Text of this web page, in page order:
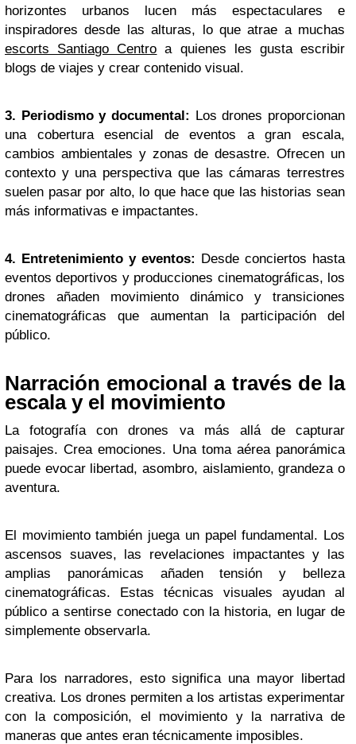
horizontes urbanos lucen más espectaculares e
inspiradores desde las alturas, lo que atrae a muchas
escorts Santiago Centro a quienes les gusta escribir
blogs de viajes y crear contenido visual.
3. Periodismo y documental: Los drones proporcionan
una cobertura esencial de eventos a gran escala,
cambios ambientales y zonas de desastre. Ofrecen un
contexto y una perspectiva que las cámaras terrestres
suelen pasar por alto, lo que hace que las historias sean
más informativas e impactantes.
4. Entretenimiento y eventos: Desde conciertos hasta
eventos deportivos y producciones cinematográficas, los
drones añaden movimiento dinámico y transiciones
cinematográficas que aumentan la participación del
público.
Narración emocional a través de la
escala y el movimiento
La fotografía con drones va más allá de capturar
paisajes. Crea emociones. Una toma aérea panorámica
puede evocar libertad, asombro, aislamiento, grandeza o
aventura.
El movimiento también juega un papel fundamental. Los
ascensos suaves, las revelaciones impactantes y las
amplias panorámicas añaden tensión y belleza
cinematográficas. Estas técnicas visuales ayudan al
público a sentirse conectado con la historia, en lugar de
simplemente observarla.
Para los narradores, esto significa una mayor libertad
creativa. Los drones permiten a los artistas experimentar
con la composición, el movimiento y la narrativa de
maneras que antes eran técnicamente imposibles.